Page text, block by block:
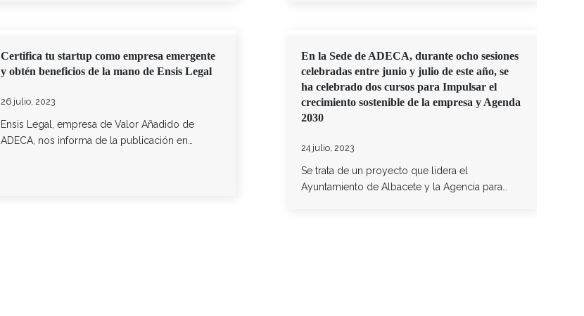
Certifica tu startup como empresa emergente
y obtén beneficios de la mano de Ensis Legal
26 julio, 2023
Ensis Legal, empresa de Valor Añadido de
ADECA, nos informa de la publicación en…
En la Sede de ADECA, durante ocho sesiones
celebradas entre junio y julio de este año, se
ha celebrado dos cursos para Impulsar el
crecimiento sostenible de la empresa y Agenda
2030
24 julio, 2023
Se trata de un proyecto que lidera el
Ayuntamiento de Albacete y la Agencia para…